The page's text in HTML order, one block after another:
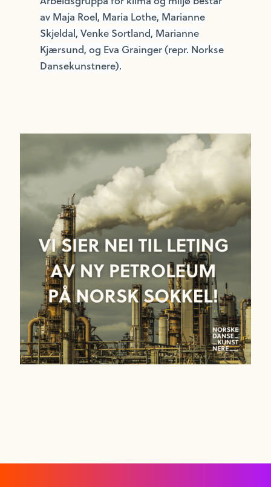
av Maja Roel, Maria Lothe, Marianne
Skjeldal, Venke Sortland, Marianne
Kjærsund, og Eva Grainger (repr. Norkse
Dansekunstnere).